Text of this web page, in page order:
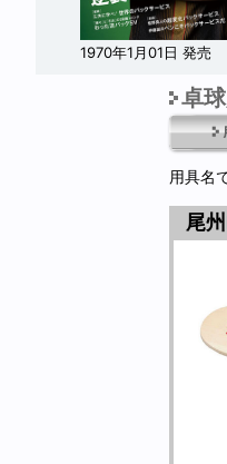
1970年1月01日 発売
卓
用具名
尾